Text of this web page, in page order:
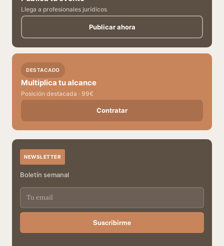
Llega a profesionales jurídicos
Publicar ahora
DESTACADO
Multiplica tu alcance
Posición destacada · 99€
Contratar
NEWSLETTER
Boletín semanal
Suscribirme